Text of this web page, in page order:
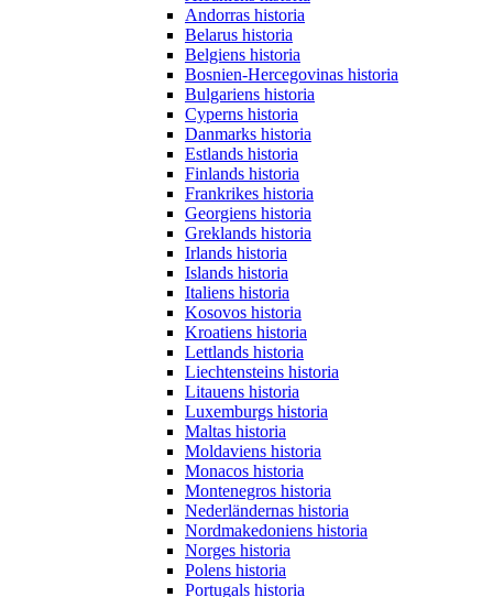
Andorras historia
Belarus historia
Belgiens historia
Bosnien-Hercegovinas historia
Bulgariens historia
Cyperns historia
Danmarks historia
Estlands historia
Finlands historia
Frankrikes historia
Georgiens historia
Greklands historia
Irlands historia
Islands historia
Italiens historia
Kosovos historia
Kroatiens historia
Lettlands historia
Liechtensteins historia
Litauens historia
Luxemburgs historia
Maltas historia
Moldaviens historia
Monacos historia
Montenegros historia
Nederländernas historia
Nordmakedoniens historia
Norges historia
Polens historia
Portugals historia